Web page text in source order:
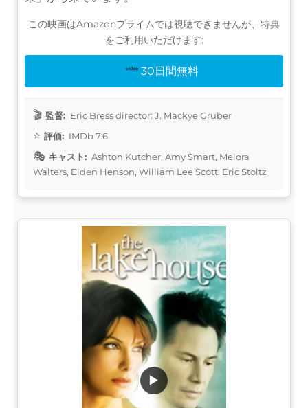
この映画はAmazonプライムでは視聴できませんが、特典
をご利用いただけます:
30日間無料
監督: Eric Bress director: J. Mackye Gruber
評価: IMDb 7.6
キャスト: Ashton Kutcher, Amy Smart, Melora
Walters, Elden Henson, William Lee Scott, Eric Stoltz
▶